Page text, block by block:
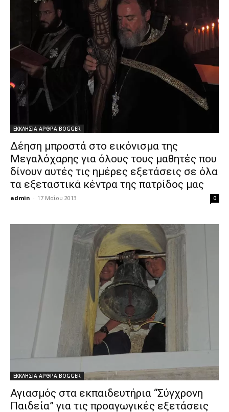
ΕΚΚΛΗΣΙΑ ΑΡΘΡΑ BOGGER
Δέηση μπροστά στο εικόνισμα της
Μεγαλόχαρης για όλους τους μαθητές που
δίνουν αυτές τις ημέρες εξετάσεις σε όλα
τα εξεταστικά κέντρα της πατρίδος μας
admin - 17 Μαΐου 2013 0
ΕΚΚΛΗΣΙΑ ΑΡΘΡΑ BOGGER
Αγιασμός στα εκπαιδευτήρια “Σύγχρονη
Παιδεία” για τις προαγωγικές εξετάσεις